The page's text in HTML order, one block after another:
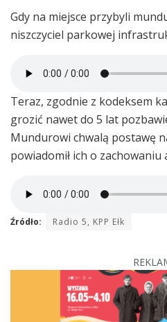
Gdy na miejsce przybyli
niszczyciel parkowej
Teraz, zgodnie z kodeksem
grozić nawet do 5 lat
Mundurowi chwalą postawę
powiadomił ich o
Źródło: Radio 5, KPP Ełk